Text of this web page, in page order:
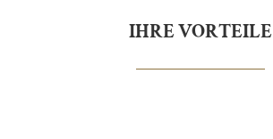
IHRE VORTEILE